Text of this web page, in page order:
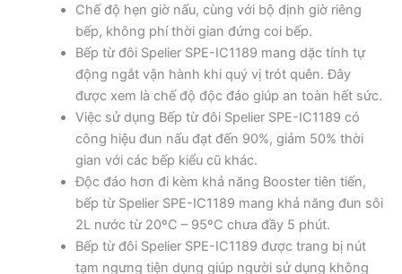
Chế độ hẹn giờ nấu, cùng với bộ định giờ riêng
bếp, không phí thời gian đứng coi bếp.
Bếp từ đôi Spelier SPE-IC1189 mang dặc tính tự
động ngắt vận hành khi quý vị trót quên. Đây
được xem là chế độ độc đáo giúp an toàn hết sức.
Việc sử dụng Bếp từ đôi Spelier SPE-IC1189 có
công hiệu đun nấu đạt đến 90%, giảm 50% thời
gian với các bếp kiểu cũ khác.
Độc đáo hơn đi kèm khả năng Booster tiên tiến,
bếp từ Spelier SPE-IC1189 mang khả năng đun sôi
2L nước từ 20ºC – 95ºC chưa đầy 5 phút.
Bếp từ đôi Spelier SPE-IC1189 được trang bị nút
tạm ngưng tiện dụng giúp người sử dụng không